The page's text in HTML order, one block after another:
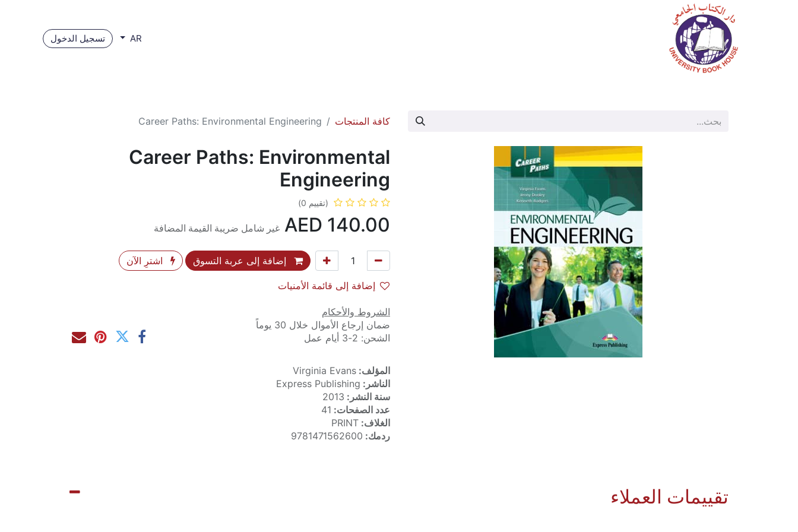
AR تسجيل الدخول
كافة المنتجات Career Paths: Environmental Engineering
Career Paths: Environmental
Engineering
(تقييم 0)
140.00 غير شامل ضريبة القيمة المضافة
إضافة إلى عربة التسوق اشترِ الآن
إضافة إلى قائمة الأمنيات
الشروط والأحكام
ضمان إرجاع الأموال خلال 30 يوماً
الشحن: 2-3 أيام عمل
المؤلف: Virginia Evans
الناشر: Express Publishing
سنة النشر: 2013
عدد الصفحات: 41
الغلاف: PRINT
ردمك: 9781471562600
تقييمات العملاء